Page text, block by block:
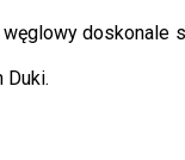
doskonale
Duki.